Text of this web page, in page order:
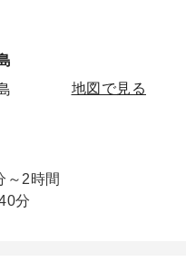
地図で見る
～2時間
分